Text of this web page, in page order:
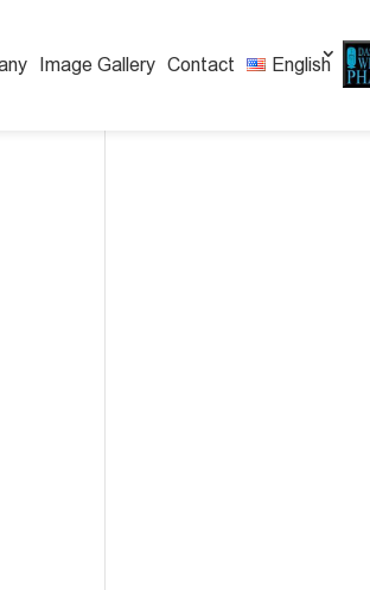
Image Gallery Contact English